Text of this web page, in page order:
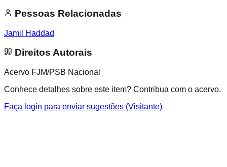
Pessoas Relacionadas
Jamil Haddad
Direitos Autorais
Acervo FJM/PSB Nacional
Conhece detalhes sobre este item? Contribua com o acervo.
Faça login para enviar sugestões (Visitante)